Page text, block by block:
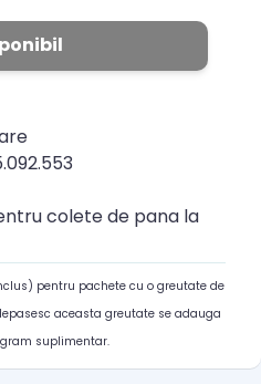
colete de pana la
pentru pachete cu o greutate de
aceasta greutate se adauga
suplimentar.